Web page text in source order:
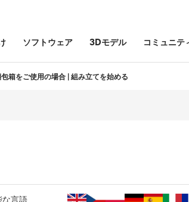
ソフトウェア 3Dモデル コミュニテ
箱をご使用の場合 | 組み立てを始める
な言語